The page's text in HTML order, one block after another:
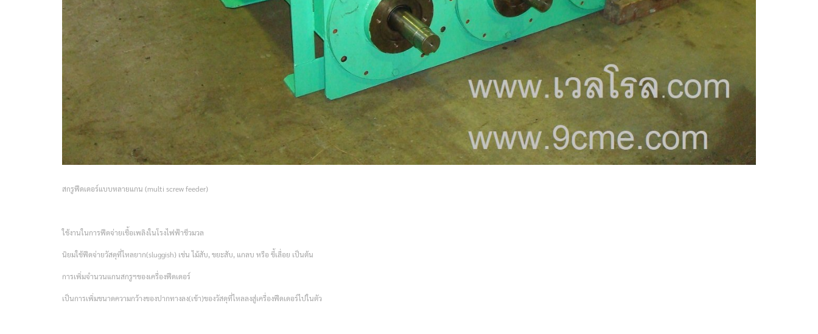
สกรูฟีดเดอร์แบบหลายแกน (multi screw feeder)
ใช้งานในการฟีดจ่ายเชื้อเพลิงในโรงไฟฟ้าชีวมวล
นิยมใช้ฟีดจ่ายวัสดุที่ไหลยาก(sluggish) เช่น ไม้สับ, ขยะสับ, แกลบ หรือ ขี้เลื่อย เป็นต้น
การเพิ่มจำนวนแกนสกรูฯของเครื่องฟีดเดอร์
เป็นการเพิ่มขนาดความกว้างของปากทางลง(เข้า)ของวัสดุที่ไหลลงสู่เครื่องฟีดเดอร์ไปในตัว